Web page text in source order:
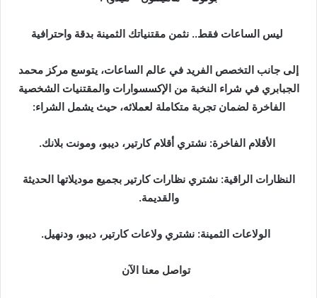
ليس الساعات فقط.. نثمن مقتنياتك الثمينة بدقة واحترافية
إلى جانب التخصص الفريد في عالم الساعات، يتوسع مركز محمد
الجبابري في شراء النخبة من الإكسسوارات والمقتنيات الشخصية
الفاخرة لضمان تجربة متكاملة لعملائه، حيث يشمل الشراء:
الأقلام الفاخرة: نشتري أقلام كارتير، ديبو، ومونت بلانك.
النظارات الراقية: نشتري نظارات كارتير بجميع موديلاتها الحديثة
والقديمة.
الولاعات الثمينة: نشتري ولاعات كارتير، ديبو، ودنهيل.
تواصل معنا الآن